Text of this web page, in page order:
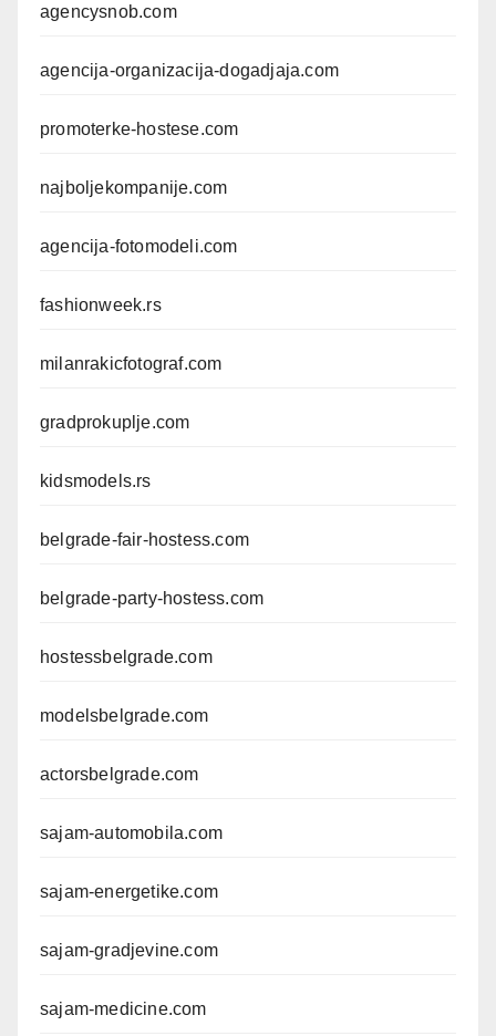
agencysnob.com
agencija-organizacija-dogadjaja.com
promoterke-hostese.com
najboljekompanije.com
agencija-fotomodeli.com
fashionweek.rs
milanrakicfotograf.com
gradprokuplje.com
kidsmodels.rs
belgrade-fair-hostess.com
belgrade-party-hostess.com
hostessbelgrade.com
modelsbelgrade.com
actorsbelgrade.com
sajam-automobila.com
sajam-energetike.com
sajam-gradjevine.com
sajam-medicine.com